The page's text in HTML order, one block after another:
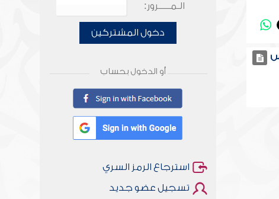
الـمـــــرور:
دخول المشتركين
أو الدخول بحساب
استرجاع الرمز السري
تسجيل عضو جديد